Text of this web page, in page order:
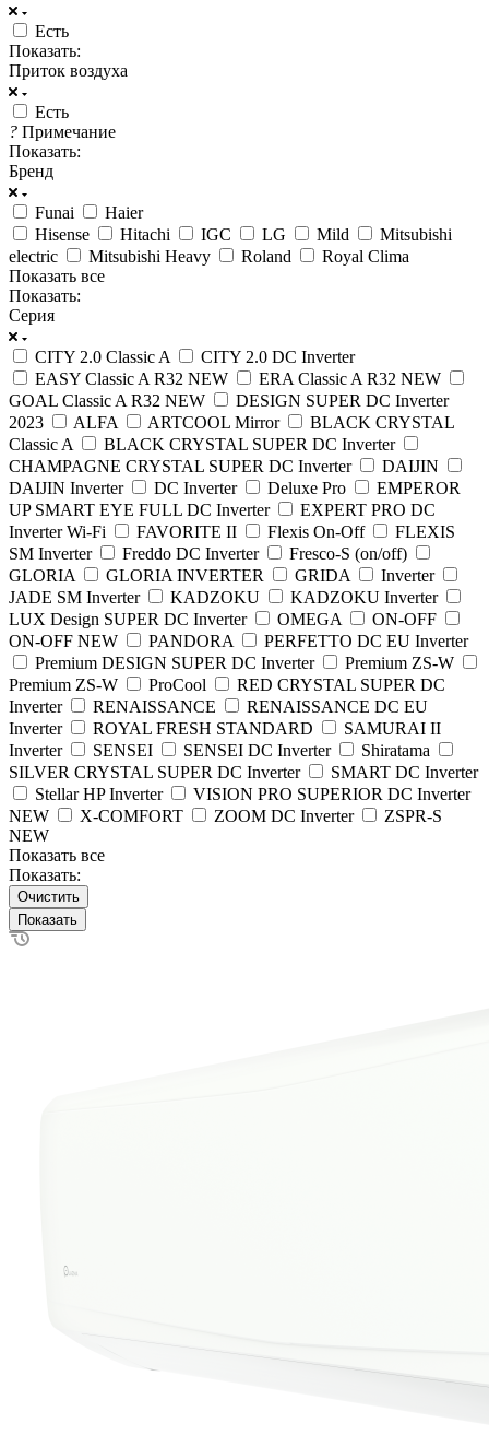
Есть
Показать:
Приток воздуха
Есть
? Примечание
Показать:
Бренд
Funai
Haier
Hisense
Hitachi IGC LG Mild
Mitsubishi
electric
Mitsubishi Heavy Roland
Royal Clima
Показать все
Показать:
Серия
CITY 2.0 Classic A
CITY 2.0 DC Inverter
EASY Classic A R32 NEW
ERA Classic A R32 NEW
GOAL Classic A R32 NEW
DESIGN SUPER DC Inverter
2023
ALFA ARTCOOL Mirror
BLACK CRYSTAL
Classic A
BLACK CRYSTAL SUPER DC Inverter
CHAMPAGNE CRYSTAL SUPER DC Inverter
DAIJIN
DAIJIN Inverter
DC Inverter Deluxe Pro
EMPEROR
UP SMART EYE FULL DC Inverter
EXPERT PRO DC
Inverter Wi-Fi
FAVORITE II Flexis On-Off
FLEXIS
SM Inverter
Freddo DC Inverter
Fresco-S (on/off)
GLORIA
GLORIA INVERTER GRIDA
Inverter
JADE SM Inverter
KADZOKU
KADZOKU Inverter
LUX Design SUPER DC Inverter
OMEGA
ON-OFF
ON-OFF NEW
PANDORA
PERFETTO DC EU Inverter
Premium DESIGN SUPER DC Inverter
Premium ZS-W
Premium ZS-W
ProCool
RED CRYSTAL SUPER DC
Inverter
RENAISSANCE
RENAISSANCE DC EU
Inverter
ROYAL FRESH STANDARD
SAMURAI II
Inverter
SENSEI SENSEI DC Inverter
Shiratama
SILVER CRYSTAL SUPER DC Inverter
SMART DC Inverter
Stellar HP Inverter
VISION PRO SUPERIOR DC Inverter
NEW
X-COMFORT ZOOM DC Inverter
ZSPR-S
NEW
Показать все
Показать:
Очистить